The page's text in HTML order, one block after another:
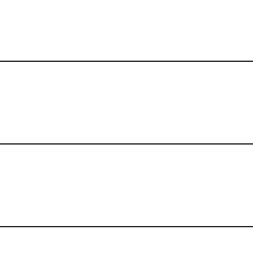
Province
Ben